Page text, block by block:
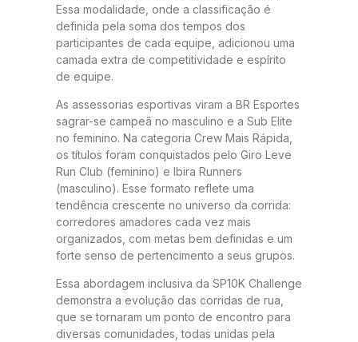
Essa modalidade, onde a classificação é
definida pela soma dos tempos dos
participantes de cada equipe, adicionou uma
camada extra de competitividade e espírito
de equipe.
As assessorias esportivas viram a BR Esportes
sagrar-se campeã no masculino e a Sub Elite
no feminino. Na categoria Crew Mais Rápida,
os títulos foram conquistados pelo Giro Leve
Run Club (feminino) e Ibira Runners
(masculino). Esse formato reflete uma
tendência crescente no universo da corrida:
corredores amadores cada vez mais
organizados, com metas bem definidas e um
forte senso de pertencimento a seus grupos.
Essa abordagem inclusiva da SP10K Challenge
demonstra a evolução das corridas de rua,
que se tornaram um ponto de encontro para
diversas comunidades, todas unidas pela